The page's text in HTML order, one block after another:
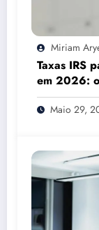
Miriam
Taxas IRS
em 2026:
das
Maio 29,